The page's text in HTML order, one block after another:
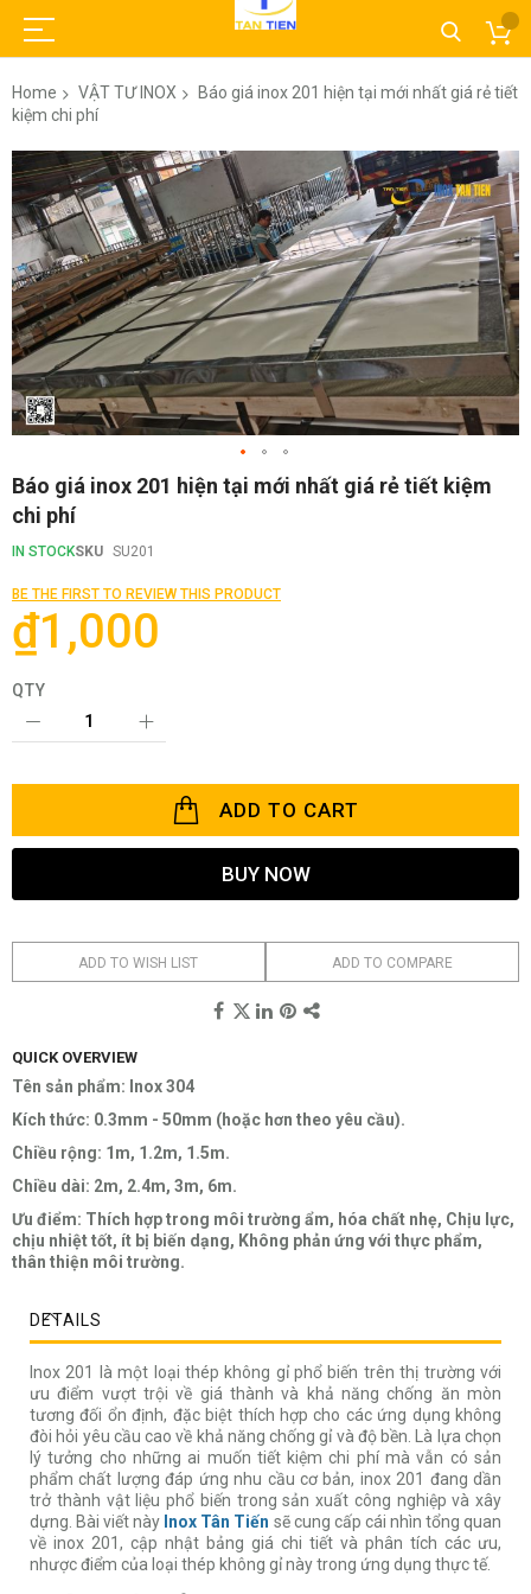
Home VẬT TƯ INOX
Báo giá inox 201 hiện tại mới nhất giá rẻ tiết
kiệm chi phí
Skip
to
the
end
of
the
images
gallery
Skip
the
of
images
gallery
Báo giá inox 201 hiện tại mới nhất giá rẻ tiết kiệm
chi phí
IN STOCKSKU SU201
BE THE FIRST TO REVIEW THIS PRODUCT
₫1,000
QTY
ADD TO CART
BUY NOW
ADD TO WISH LIST ADD TO COMPARE
QUICK OVERVIEW
Tên sản phẩm: Inox 304
Kích thức: 0.3mm - 50mm (hoặc hơn theo yêu cầu).
Chiều rộng: 1m, 1.2m, 1.5m.
Chiều dài: 2m, 2.4m, 3m, 6m.
Ưu điểm: Thích hợp trong môi trường ẩm, hóa chất nhẹ, Chịu lực,
chịu nhiệt tốt, ít bị biến dạng, Không phản ứng với thực phẩm,
thân thiện môi trường.
DETAILS
Inox 201 là một loại thép không gỉ phổ biến trên thị trường với
ưu điểm vượt trội về giá thành và khả năng chống ăn mòn
tương đối ổn định, đặc biệt thích hợp cho các ứng dụng không
đòi hỏi yêu cầu cao về khả năng chống gỉ và độ bền. Là lựa chọn
lý tưởng cho những ai muốn tiết kiệm chi phí mà vẫn có sản
phẩm chất lượng đáp ứng nhu cầu cơ bản, inox 201 đang dần
trở thành vật liệu phổ biến trong sản xuất công nghiệp và xây
dựng. Bài viết này Inox Tân Tiến sẽ cung cấp cái nhìn tổng quan
về inox 201, cập nhật bảng giá chi tiết và phân tích các ưu,
nhược điểm của loại thép không gỉ này trong ứng dụng thực tế.